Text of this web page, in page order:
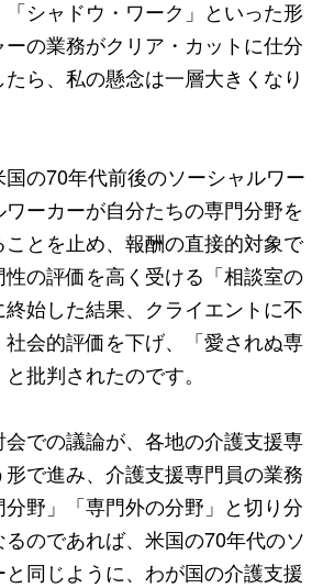
「シャドウ・ワーク」といった形
の業務がクリア・カットに仕分
ら、私の懸念は一層大きくなり
の70年代前後のソーシャルワー
ーカーが自分たちの専門分野を
とを止め、報酬の直接的対象で
の評価を高く受ける「相談室の
始した結果、クライエントに不
会的評価を下げ、「愛されぬ専
批判されたのです。
での議論が、各地の介護支援専
で進み、介護支援専門員の業務
野」「専門外の分野」と切り分
のであれば、米国の70年代のソ
同じように、わが国の介護支援